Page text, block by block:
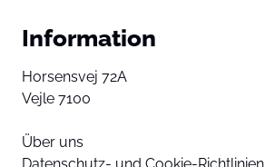
Information
Horsensvej 72A
Vejle 7100
Über uns